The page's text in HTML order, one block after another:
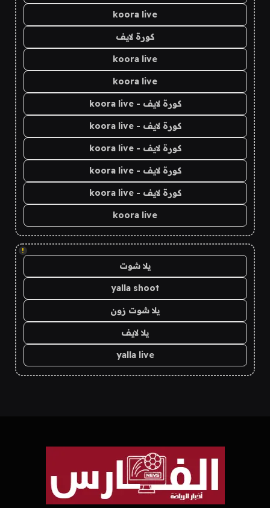
koora live
كورة لايف
koora live
koora live
كورة لايف - koora live
كورة لايف - koora live
كورة لايف - koora live
كورة لايف - koora live
كورة لايف - koora live
koora live
!
يلا شوت
yalla shoot
يلا شوت زون
يلا لايف
yalla live